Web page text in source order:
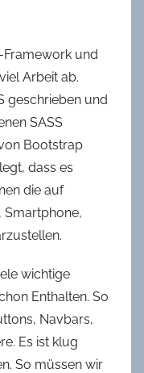
Framework und
Arbeit ab.
geschrieben und
SASS
Bootstrap
dass es
die auf
Smartphone,
wichtige
Enthalten. So
Navbars,
Es ist klug
So müssen wir